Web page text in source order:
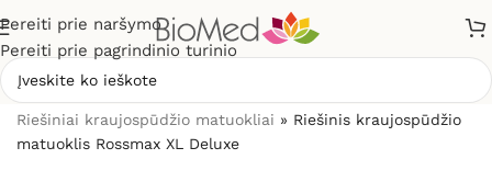
Pereiti prie naršymo
Pereiti prie pagrindinio turinio
Riešiniai kraujospūdžio matuokliai » Riešinis kraujospūdžio
matuoklis Rossmax XL Deluxe